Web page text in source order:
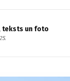
teksts un foto